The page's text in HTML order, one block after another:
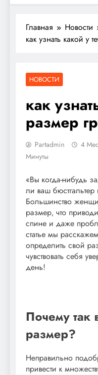
Главная
Новости
как узнать какой у
НОВОСТИ
как
размер
Partadmin 4
Минуты
«Вы когда-нибудь
ли ваш бюстгальтер
Большинство
размер‚ что
спине и даже
статье мы
определить свой
чувствовать себя
день!
Почему так
размер?
Неправильно
привести к